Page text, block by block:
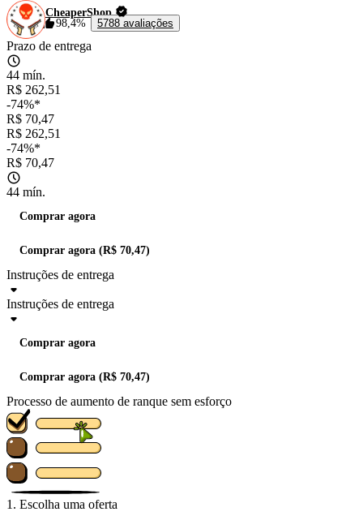
CheaperShop
98,4%
5788 avaliações
Prazo de entrega
44 mín.
R$ 262,51
-74%*
R$ 70,47
R$ 262,51
-74%*
R$ 70,47
44 mín.
Comprar agora
Comprar agora (R$ 70,47)
Instruções de entrega
Instruções de entrega
Comprar agora
Comprar agora (R$ 70,47)
Processo de aumento de ranque sem esforço
1. Escolha uma oferta